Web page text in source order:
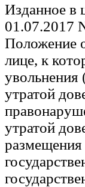
Изданное в
01.07.2017
Положение
лице, к
увольнения
утратой
утратой
размещения